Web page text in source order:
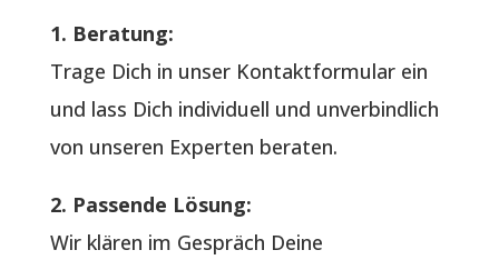
1. Beratung:
Trage Dich in unser Kontaktformular ein
und lass Dich individuell und unverbindlich
von unseren Experten beraten.
2. Passende Lösung:
Wir klären im Gespräch Deine